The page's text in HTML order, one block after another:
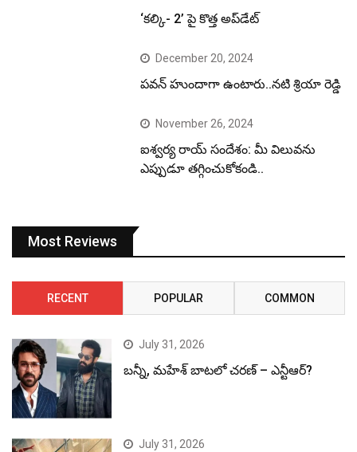
‘కల్కి- 2’ పై కొత్త అప్‌డేట్
December 20, 2024
పవన్ హుందాగా ఉంటారు..నటి శ్రియా రెడ్డి
November 26, 2024
ఐశ్వర్య రాయ్ సందేశం: మీ విలువను
ఎప్పుడూ తగ్గించుకోకండి..
Most Reviews
RECENT POPULAR COMMON
July 31, 2026
బన్నీ, మహేశ్ బాటలో చరణ్ – ఎన్టీఆర్?
July 31, 2026